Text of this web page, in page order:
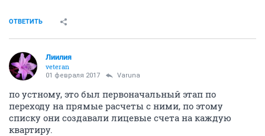
ОТВЕТИТЬ
Лиилия
veteran
01 февраля 2017 Varuna
по устному, это был первоначальный этап по
переходу на прямые расчеты с ними, по этому
списку они создавали лицевые счета на каждую
квартиру.